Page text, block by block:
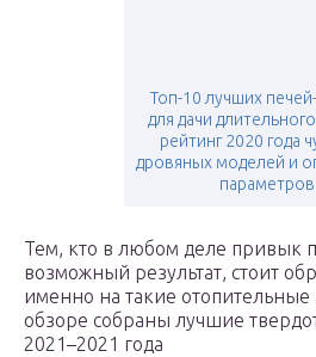
Топ-10 лучших
для дачи
рейтинг 2020 года
дровяных моделей и
параметров
Тем, кто в любом деле привык
возможный результат, стоит
именно на такие
обзоре собраны лучшие
2021–2021 года